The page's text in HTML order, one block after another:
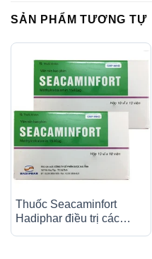
SẢN PHẨM TƯƠNG TỰ
Thuốc Seacaminfort
Hadiphar điều trị các